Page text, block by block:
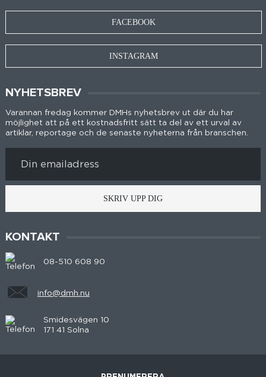
FACEBOOK
INSTAGRAM
NYHETSBREV
Varannan fredag kommer DMHs nyhetsbrev ut där du har
möjlighet att på ett kostnadsfritt sätt ta del av ett urval av
artiklar, reportage och de senaste nyheterna från branschen.
SKRIV UPP DIG
KONTAKT
08-510 608 90
info@dmh.nu
Smidesvägen 10
171 41 Solna